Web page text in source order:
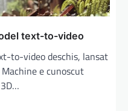
text-to-video
to-video deschis, lansat
e cunoscut